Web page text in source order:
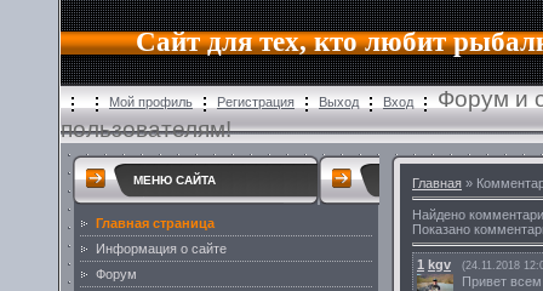
Сайт для тех, кто любит
Мой профиль Регистрация Выход Вход
Форум и
пользователям!
МЕНЮ САЙТА
Главная страница
Информация о сайте
Форум
Главная »
Найдено
Показано
1 kgv (24.11.2018
Привет